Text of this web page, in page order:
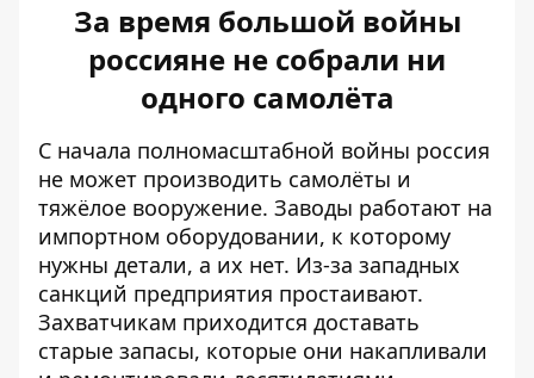
За время большой войны
россияне не собрали ни
одного самолёта
С начала полномасштабной войны россия
не может производить самолёты и
тяжёлое вооружение. Заводы работают на
импортном оборудовании, к которому
нужны детали, а их нет. Из-за западных
санкций предприятия простаивают.
Захватчикам приходится доставать
старые запасы, которые они накапливали